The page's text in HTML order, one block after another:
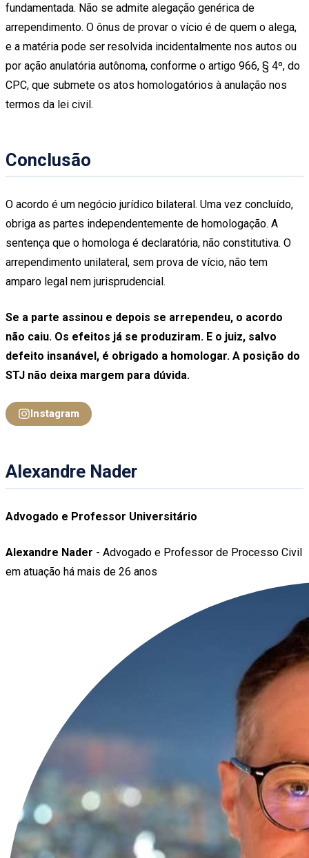
fundamentada. Não se admite alegação genérica de
arrependimento. O ônus de provar o vício é de quem o alega,
e a matéria pode ser resolvida incidentalmente nos autos ou
por ação anulatória autônoma, conforme o artigo 966, § 4º, do
CPC, que submete os atos homologatórios à anulação nos
termos da lei civil.
Conclusão
O acordo é um negócio jurídico bilateral. Uma vez concluído,
obriga as partes independentemente de homologação. A
sentença que o homologa é declaratória, não constitutiva. O
arrependimento unilateral, sem prova de vício, não tem
amparo legal nem jurisprudencial.
Se a parte assinou e depois se arrependeu, o acordo
não caiu. Os efeitos já se produziram. E o juiz, salvo
defeito insanável, é obrigado a homologar. A posição do
STJ não deixa margem para dúvida.
Instagram
Alexandre Nader
Advogado e Professor Universitário
Alexandre Nader - Advogado e Professor de Processo Civil
em atuação há mais de 26 anos